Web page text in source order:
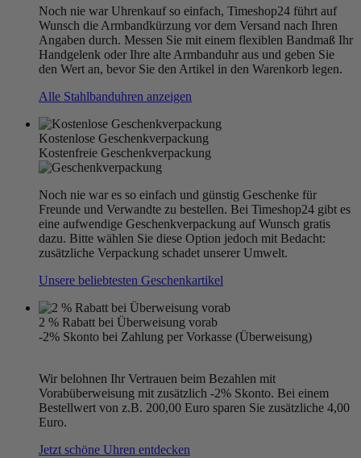
Noch nie war Uhrenkauf so einfach, Timeshop24 führt auf
Wunsch die Armbandkürzung vor dem Versand nach Ihren
Angaben durch. Messen Sie mit einem flexiblen Bandmaß Ihr
Handgelenk oder Ihre alte Armbanduhr aus und geben Sie
den Wert an, bevor Sie den Artikel in den Warenkorb legen.
Alle Stahlbanduhren anzeigen
Kostenlose Geschenkverpackung
Kostenfreie Geschenkverpackung
Noch nie war es so einfach und günstig Geschenke für
Freunde und Verwandte zu bestellen. Bei Timeshop24 gibt es
eine aufwendige Geschenkverpackung auf Wunsch gratis
dazu. Bitte wählen Sie diese Option jedoch mit Bedacht:
zusätzliche Verpackung schadet unserer Umwelt.
Unsere beliebtesten Geschenkartikel
2 % Rabatt bei Überweisung vorab
-2% Skonto bei Zahlung per Vorkasse (Überweisung)
Wir belohnen Ihr Vertrauen beim Bezahlen mit
Vorabüberweisung mit zusätzlich -2% Skonto. Bei einem
Bestellwert von z.B. 200,00 Euro sparen Sie zusätzliche 4,00
Euro.
Jetzt schöne Uhren entdecken